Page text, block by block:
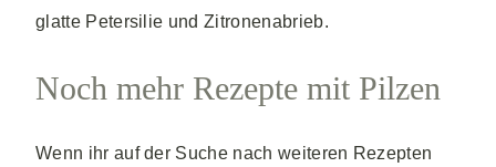
glatte Petersilie und Zitronenabrieb.
Noch mehr Rezepte mit Pilzen
Wenn ihr auf der Suche nach weiteren Rezepten